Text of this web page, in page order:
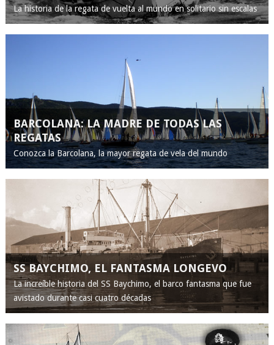
La historia de la regata de vuelta al mundo en solitario sin escalas
BARCOLANA: LA MADRE DE TODAS LAS
REGATAS
Conozca la Barcolana, la mayor regata de vela del mundo
SS BAYCHIMO, EL FANTASMA LONGEVO
La increíble historia del SS Baychimo, el barco fantasma que fue
avistado durante casi cuatro décadas